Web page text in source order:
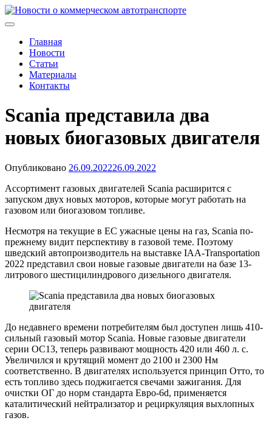
Skip
to
автомобилях и спецтехнике
Главная
Новости
Статьи
Материалы
Контакты
Scania представила два
новых биогазовых двигателя
Опубликовано 26.09.202226.09.2022
Ассортимент газовых двигателей Scania расширится с
запуском двух новых моторов, которые могут работать на
газовом или биогазовом топливе.
Несмотря на текущие в ЕС ужасные цены на газ, Scania по-
прежнему видит перспективу в газовой теме. Поэтому
шведский автопроизводитель на выставке IAA-Transportation
2022 представил свои новые газовые двигатели на базе 13-
литрового шестицилиндрового дизельного двигателя.
До недавнего времени потребителям был доступен лишь 410-
сильный газовый мотор Scania. Новые газовые двигатели
серии OC13, теперь развивают мощность 420 или 460 л. с.
Увеличился и крутящий момент до 2100 и 2300 Нм
соответственно. В двигателях используется принцип Отто, то
есть топливо здесь поджигается свечами зажигания. Для
очистки ОГ до норм стандарта Евро-6d, применяется
каталитический нейтрализатор и рециркуляция выхлопных
газов.